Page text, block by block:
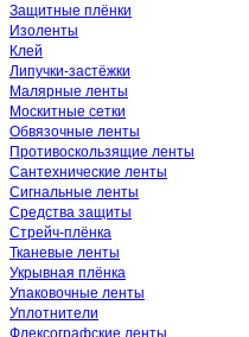
Защитные плёнки
Изоленты
Клей
Липучки-застёжки
Малярные ленты
Москитные сетки
Обвязочные ленты
Противоскользящие ленты
Сантехнические ленты
Сигнальные ленты
Средства защиты
Стрейч-плёнка
Тканевые ленты
Укрывная плёнка
Упаковочные ленты
Уплотнители
Флексографские ленты